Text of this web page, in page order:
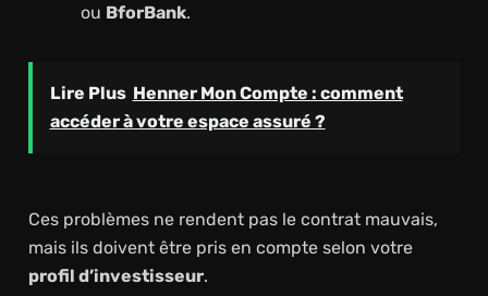
ou BforBank.
Lire Plus Henner Mon Compte : comment
accéder à votre espace assuré ?
Ces problèmes ne rendent pas le contrat mauvais,
mais ils doivent être pris en compte selon votre
profil d’investisseur.